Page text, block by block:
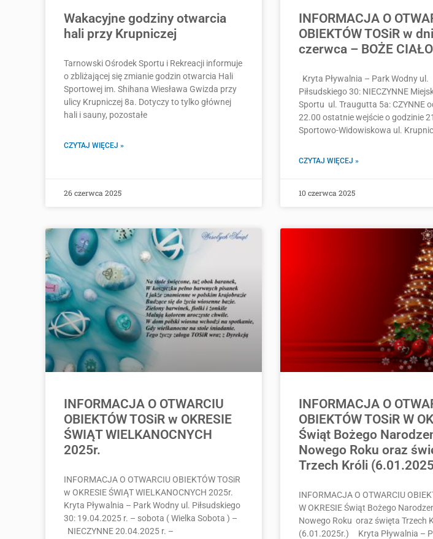
Wakacyjne godziny otwarcia
hali przy Krupniczej
Tarnowski Ośrodek Sportu i Rekreacji informuje
o zbliżającej się zmianie godzin otwarcia Hali
Sportowej im. Shihana Wiesława Gwizda przy
ulicy Krupniczej 8a. Dotyczy to tylko głównej
hali i sauny, pozostałe
CZYTAJ WIĘCEJ »
26 czerwca 2025
INFORMACJA O
OBIEKTÓW TOSiR w
czerwca – BOŻE CIAŁO
Kryta Pływalnia – Park Wodny ul.
Piłsudskiego 30: NIECZYNNE
Sportu ul. Traugutta 5a: CZYNNE
22.00 ostatnie wejście o godzinie
Sportowo-Widowiskowa ul.
CZYTAJ WIĘCEJ »
10 czerwca 2025
INFORMACJA O OTWARCIU
OBIEKTÓW TOSiR w OKRESIE
ŚWIĄT WIELKANOCNYCH
2025r.
INFORMACJA O OTWARCIU OBIEKTÓW TOSiR
w OKRESIE ŚWIĄT WIELKANOCNYCH 2025r.
Kryta Pływalnia – Park Wodny ul. Piłsudskiego
30: 19.04.2025 r. – sobota ( Wielka Sobota ) –
NIECZYNNE 20.04.2025 r. –
INFORMACJA O
OBIEKTÓW TOSiR W
Świąt Bożego
Nowego Roku oraz
Trzech Króli
INFORMACJA O OTWARCIU
W OKRESIE Świąt Bożego
Nowego Roku oraz święta Trzech
(6.01.2025r.) Kryta Pływalnia –